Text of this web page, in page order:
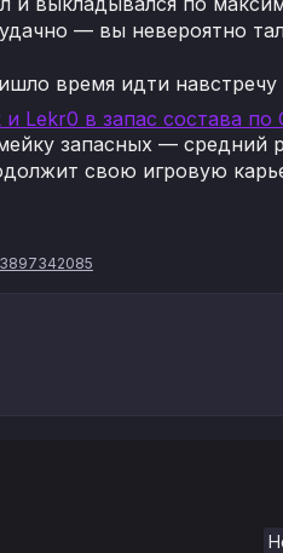
— вы невероятно
время идти
Lekr0 в запас состава по
запасных — средний
свою игровую